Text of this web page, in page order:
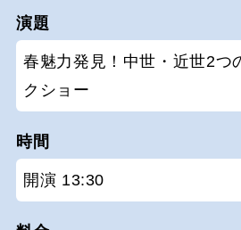
演題
春魅力発見！中世・近世2つ
クショー
時間
開演 13:30